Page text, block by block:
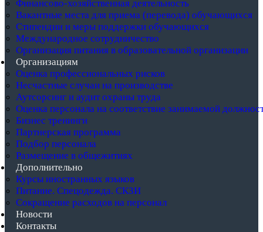
Финансово-хозяйственная деятельность
Вакантные места для приема (перевода) обучающихся
Стипендии и меры поддержки обучающихся
Международное сотрудничество
Организация питания в образовательной организации
Организациям
Оценка профессиональных рисков
Несчастные случаи на производстве
Аутсорсинг и аудит охраны труда
Оценка персонала на соответствие занимаемой
Бизнес тренинги
Партнерская программа
Подбор персонала
Размещение в общежитиях
Дополнительно
Курсы иностранных языков
Питание. Спецодежда. СКЗИ
Сокращение расходов на персонал
Новости
Контакты